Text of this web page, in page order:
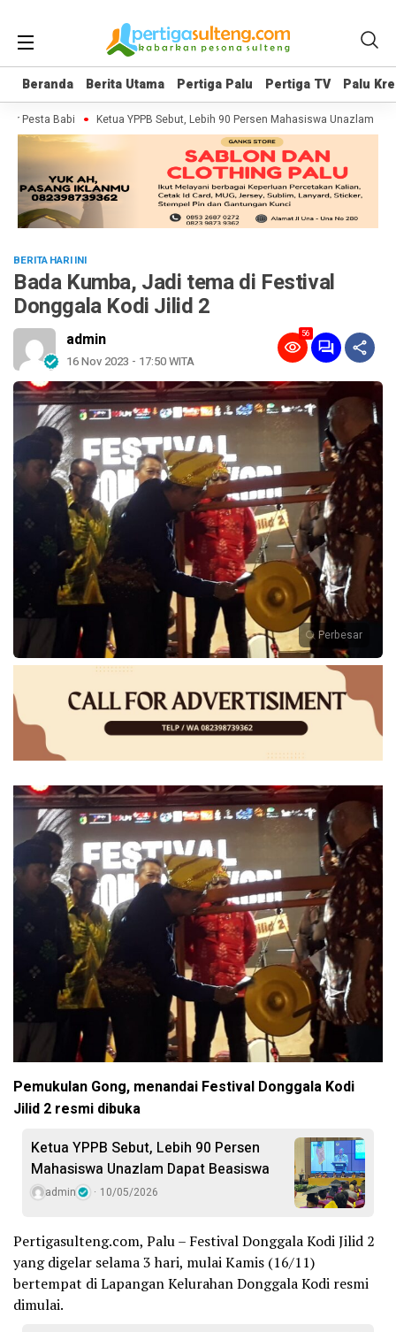
Beranda Berita Utama Pertiga Palu Pertiga TV Palu
Beranda Berita Utama Pertiga Palu Pertiga TV Palu
Pesta Babi Ketua YPPB Sebut, Lebih 90 Persen Mahasiswa Unazlam
BERITA HARI INI
Bada Kumba, Jadi tema di Festival
Donggala Kodi Jilid 2
admin
16 Nov 2023 - 17:50 WITA
56
Perbesar
Pemukulan Gong, menandai Festival Donggala Kodi
Jilid 2 resmi dibuka
Ketua YPPB Sebut, Lebih 90 Persen
Mahasiswa Unazlam Dapat Beasiswa
admin 10/05/2026
Pertigasulteng.com, Palu – Festival Donggala Kodi Jilid 2
yang digelar selama 3 hari, mulai Kamis (16/11)
bertempat di Lapangan Kelurahan Donggala Kodi resmi
dimulai.